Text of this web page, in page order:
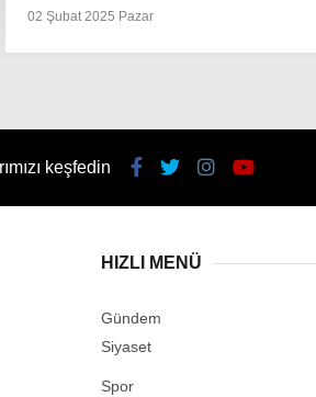
02 Şubat 2025 Pazar
keşfedin
HIZLI MENÜ
Gündem
Siyaset
Spor